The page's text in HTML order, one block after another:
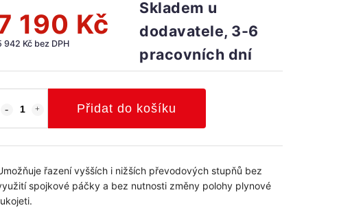
190 Kč
942 Kč bez DPH
Skladem u
dodavatele, 3-6
pracovních dní
Přidat do košíku
řazení vyšších i nižších převodových stupňů bez
spojkové páčky a bez nutnosti změny polohy plynové